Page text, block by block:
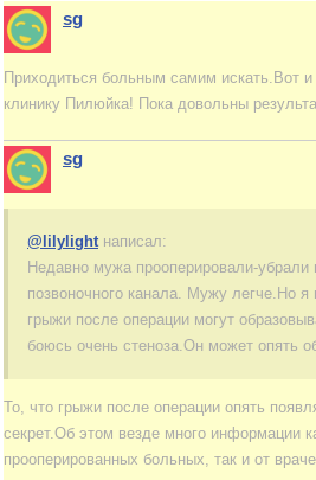
sg
Приходиться больным самим искать.Вот
клинику Пилюйка! Пока довольны
sg
@lilylight написал:
Недавно мужа прооперировали-убрали
позвоночного канала. Мужу легче.Но
грыжи после операции могут
боюсь очень стеноза.Он может опять
То, что грыжи после операции опять
секрет.Об этом везде много информации
прооперированных больных, так и от